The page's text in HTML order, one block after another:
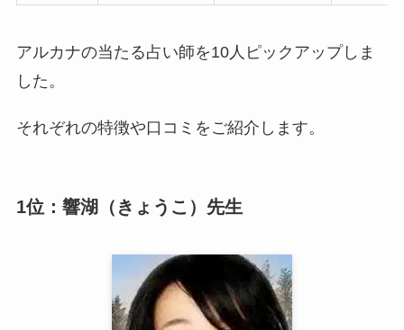
アルカナの当たる占い師を10人ピックアップしま
した。
それぞれの特徴や口コミをご紹介します。
1位：響湖（きょうこ）先生